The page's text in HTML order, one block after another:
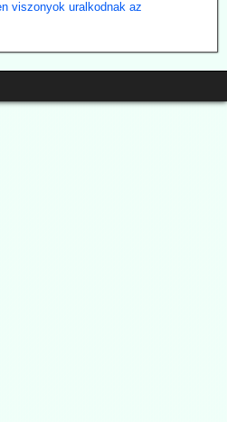
viszonyok uralkodnak az